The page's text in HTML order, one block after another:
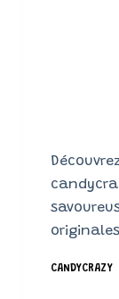
CANDYCRAZY